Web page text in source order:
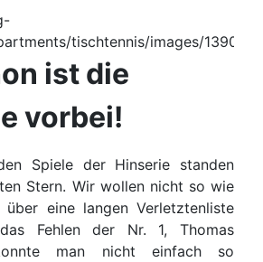
ist die
vorbei!
Spiele der Hinserie standen
Stern. Wir wollen nicht so wie
eine langen Verletztenliste
Fehlen der Nr. 1, Thomas
man nicht einfach so